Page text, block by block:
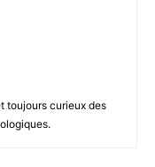
toujours curieux des